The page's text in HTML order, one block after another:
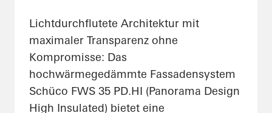
Lichtdurchflutete Architektur mit
maximaler Transparenz ohne
Kompromisse: Das
hochwärmegedämmte Fassadensystem
Schüco FWS 35 PD.HI (Panorama Design
High Insulated) bietet eine